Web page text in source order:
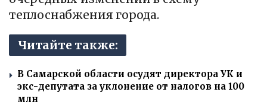
теплоснабжения города.
Читайте также:
В Самарской области осудят директора УК и
экс-депутата за уклонение от налогов на 100
млн